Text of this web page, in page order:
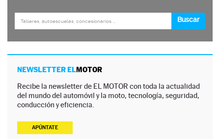
NEWSLETTER ELMOTOR
Recibe la newsletter de EL MOTOR con toda la actualidad
del mundo del automóvil y la moto, tecnología, seguridad,
conducción y eficiencia.
APÚNTATE